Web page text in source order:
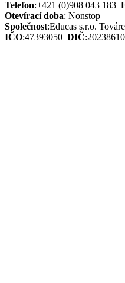
Telefon:+421 (0)908 043 183
Otevírací doba: Nonstop
Společnost:Educas s.r.o.
IČO:47393050 DIČ: